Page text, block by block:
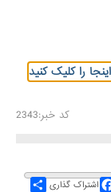
را کلیک کنید
کد خبر:2343
Share اشتراک گذاری